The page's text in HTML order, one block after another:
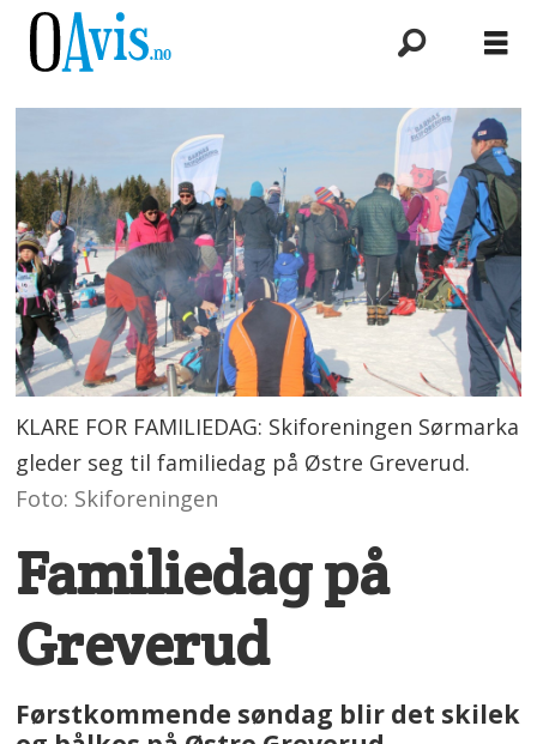
KLARE FOR FAMILIEDAG: Skiforeningen Sørmarka
gleder seg til familiedag på Østre Greverud.
Foto: Skiforeningen
Familiedag på
Greverud
Førstkommende søndag blir det skilek